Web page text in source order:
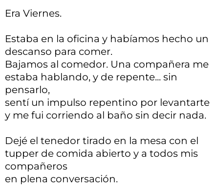
Era Viernes.
Estaba en la oficina y habíamos hecho un
descanso para comer.
Bajamos al comedor. Una compañera me
estaba hablando, y de repente... sin
pensarlo,
sentí un impulso repentino por levantarte
y me fui corriendo al baño sin decir nada.
Dejé el tenedor tirado en la mesa con el
tupper de comida abierto y a todos mis
compañeros
en plena conversación.